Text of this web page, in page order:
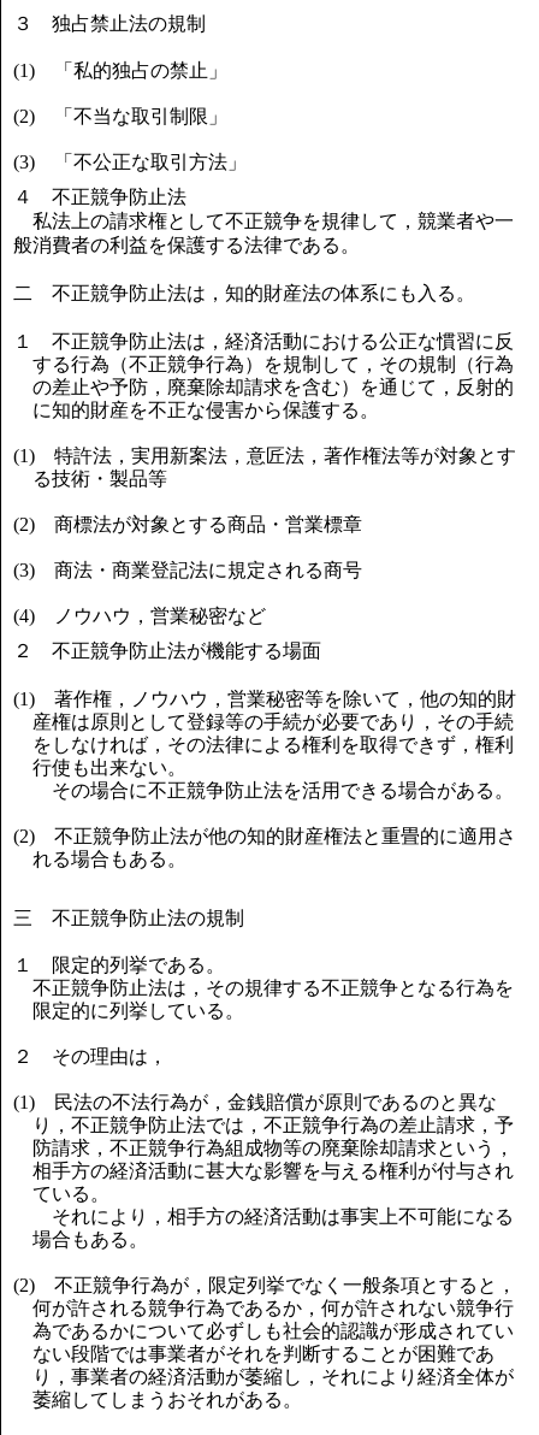
３ 独占禁止法の規制
(1) 「私的独占の禁止」
(2) 「不当な取引制限」
(3) 「不公正な取引方法」
４ 不正競争防止法
私法上の請求権として不正競争を規律して，競業者や一
般消費者の利益を保護する法律である。
二 不正競争防止法は，知的財産法の体系にも入る。
１ 不正競争防止法は，経済活動における公正な慣習に反
する行為（不正競争行為）を規制して，その規制（行為
の差止や予防，廃棄除却請求を含む）を通じて，反射的
に知的財産を不正な侵害から保護する。
(1) 特許法，実用新案法，意匠法，著作権法等が対象とす
る技術・製品等
(2) 商標法が対象とする商品・営業標章
(3) 商法・商業登記法に規定される商号
(4) ノウハウ，営業秘密など
２ 不正競争防止法が機能する場面
(1) 著作権，ノウハウ，営業秘密等を除いて，他の知的財
産権は原則として登録等の手続が必要であり，その手続
をしなければ，その法律による権利を取得できず，権利
行使も出来ない。
その場合に不正競争防止法を活用できる場合がある。
(2) 不正競争防止法が他の知的財産権法と重畳的に適用さ
れる場合もある。
三 不正競争防止法の規制
１ 限定的列挙である。
不正競争防止法は，その規律する不正競争となる行為を
限定的に列挙している。
２ その理由は，
(1) 民法の不法行為が，金銭賠償が原則であるのと異な
り，不正競争防止法では，不正競争行為の差止請求，予
防請求，不正競争行為組成物等の廃棄除却請求という，
相手方の経済活動に甚大な影響を与える権利が付与され
ている。
それにより，相手方の経済活動は事実上不可能になる
場合もある。
(2) 不正競争行為が，限定列挙でなく一般条項とすると，
何が許される競争行為であるか，何が許されない競争行
為であるかについて必ずしも社会的認識が形成されてい
ない段階では事業者がそれを判断することが困難であ
り，事業者の経済活動が萎縮し，それにより経済全体が
萎縮してしまうおそれがある。